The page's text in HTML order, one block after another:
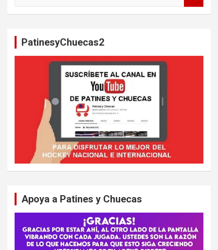
PatinesyChuecas2
Apoya a Patines y Chuecas